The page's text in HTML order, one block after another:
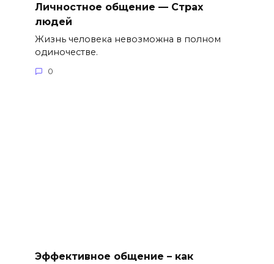
Личностное общение — Страх
людей
Жизнь человека невозможна в полном
одиночестве.
0
Эффективное общение – как